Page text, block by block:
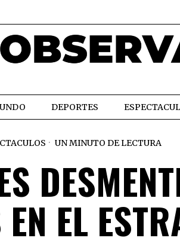
DEPORTES
UN MINUTO DE LECTURA
EL